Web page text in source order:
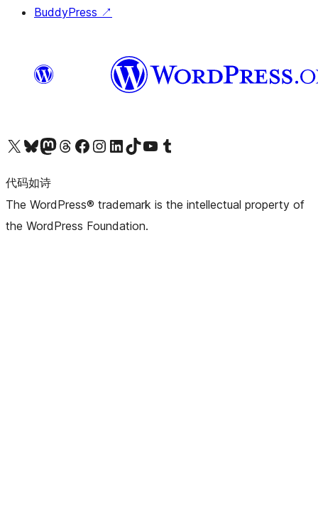
BuddyPress ↗
关注我们的 X（原 Twitter）账号访问我们的 Bluesky 账号关注我们的 Mastodon 账号访问我们的 Threads 账号 访问我们的 Facebook 公共主页关注我们的 Instagram 账号 关注我们的 LinkedIn 主页访问我们的 TikTok 账号访问我们的 YouTube 频道 访问我们的 Tumblr 账号
代码如诗
The WordPress® trademark is the intellectual property of
the WordPress Foundation.